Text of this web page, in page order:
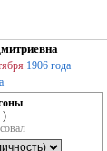
1906 года
)